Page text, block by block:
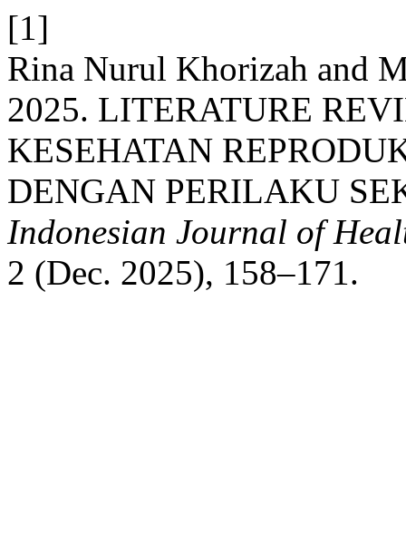
[1]
Rina Nurul Khorizah and
2025. LITERATURE
KESEHATAN
DENGAN PERILAKU
Indonesian Journal of
2 (Dec. 2025), 158–171.